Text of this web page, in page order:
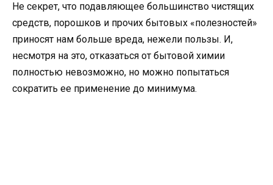
Не секрет, что подавляющее большинство чистящих
средств, порошков и прочих бытовых «полезностей»
приносят нам больше вреда, нежели пользы. И,
несмотря на это, отказаться от бытовой химии
полностью невозможно, но можно попытаться
сократить ее применение до минимума.